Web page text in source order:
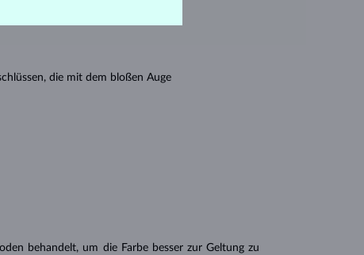
die mit dem bloßen Auge
behandelt, um die Farbe besser zur Geltung zu